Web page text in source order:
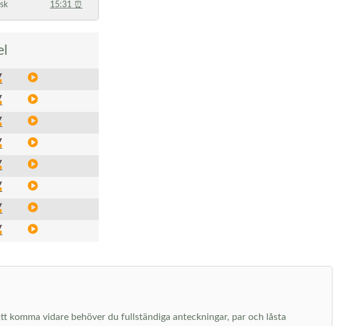
15:31 ⏰
vidare behöver du fullständiga anteckningar, par och låsta